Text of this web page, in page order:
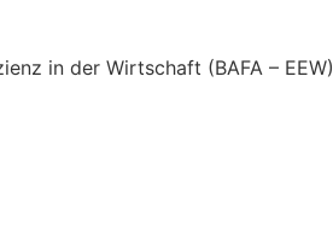
in der Wirtschaft (BAFA –